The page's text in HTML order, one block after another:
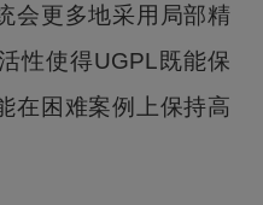
会更多地采用局部精
性使得UGPL既能保
在困难案例上保持高